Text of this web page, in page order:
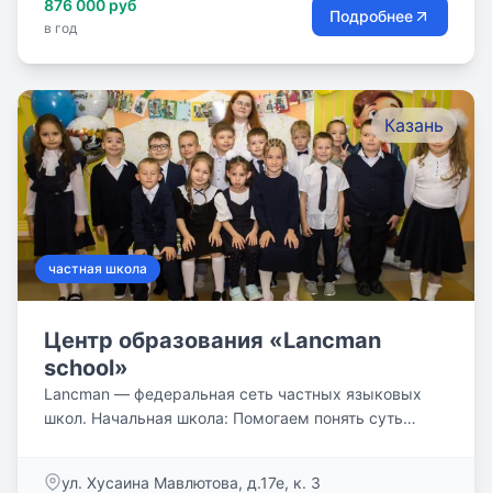
876 000 руб
в год
Подробнее
Казань
частная школа
Центр образования «Lancman
school»
Lancman — федеральная сеть частных языковых
школ. Начальная школа: Помогаем понять суть
ул. Хусаина Мавлютова, д.17е, к. 3